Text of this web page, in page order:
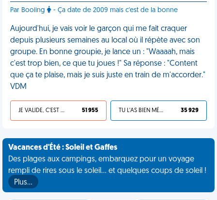
Par Booiing - Ça date de 2009 mais c'est de la bonne
Aujourd'hui, je vais voir le garçon qui me fait craquer
depuis plusieurs semaines au local où il répète avec son
groupe. En bonne groupie, je lance un : "Waaaah, mais
c'est trop bien, ce que tu joues !" Sa réponse : "Content
que ça te plaise, mais je suis juste en train de m'accorder."
VDM
JE VALIDE, C'EST UNE VDM 51 955 TU L'AS BIEN MÉRITÉ 35 929
Vacances d'Été : Soleil et Gaffes
Des plages aux campings, embarquez pour un voyage
rempli de rires sous le soleil... et quelques coups de soleil !
Plus…